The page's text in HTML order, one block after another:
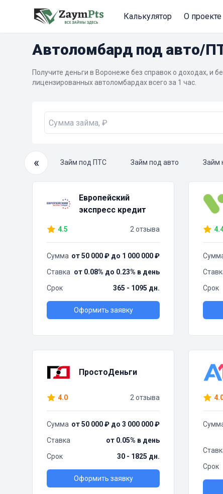
Калькулятор О проекте
Автоломбард под авто/
Получите деньги в Воронеже без справок о доходах, и
лицензированных автоломбардах всего за 1 час.
«
займ Займ под ПТС Займ под авто Займ
Европейский
экспресс кредит
4.5 2 отзыва
Сумма от 50 000 ₽ до 1 000 000 ₽
Ставка от 0.08% до 0.23% в день
Срок
365 - 1095 дн.
Оформить заявку
Срок
ПростоДеньги
4.0 2 отзыва
Сумма от 50 000 ₽ до 3 000 000 ₽
Ставка
от 0.05% в день
Срок
30 - 1825 дн.
Оформить заявку
Срок